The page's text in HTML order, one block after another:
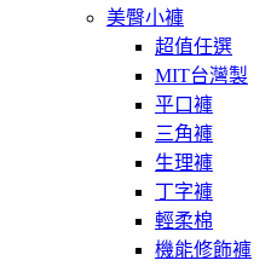
美臀小褲
超值任選
MIT台灣製
平口褲
三角褲
生理褲
丁字褲
輕柔棉
機能修飾褲